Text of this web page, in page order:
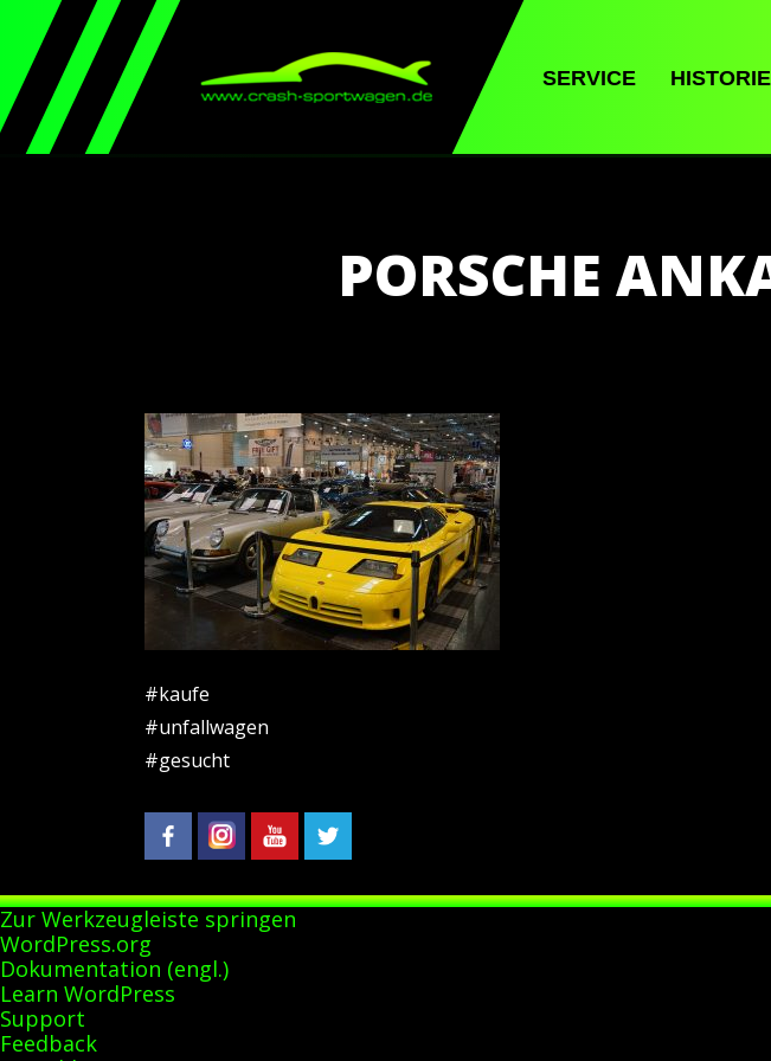
SERVICE HISTORIE
PORSCHE
#kaufe
#unfallwagen
#gesucht
Zur Werkzeugleiste springen
Über
WordPress
WordPress.org
Dokumentation (engl.)
Learn WordPress
Support
Feedback